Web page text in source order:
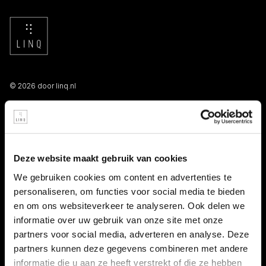
Deze website maakt gebruik van cookies
We gebruiken cookies om content en advertenties te
personaliseren, om functies voor social media te bieden
en om ons websiteverkeer te analyseren. Ook delen we
informatie over uw gebruik van onze site met onze
partners voor social media, adverteren en analyse. Deze
partners kunnen deze gegevens combineren met andere
informatie die u aan ze heeft verstrekt of die ze hebben
© 2026 door linq.nl
LINKS
Persooneelsgids uitzendkrachten
Antidiscriminatiebeleid
Klacht indienen